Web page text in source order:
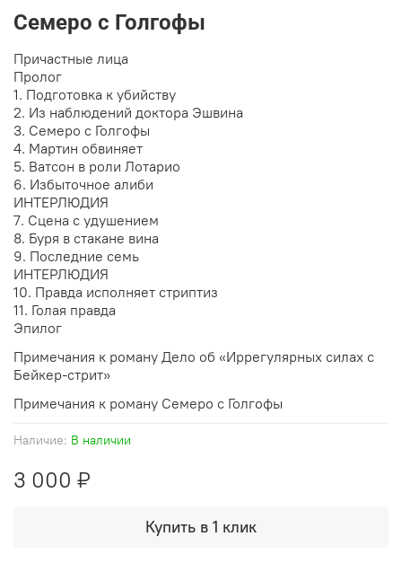
Наличие: В наличии
3 000 ₽
Купить в 1 клик
Семеро с Голгофы
Причастные лица
Пролог
1. Подготовка к убийству
2. Из наблюдений доктора Эшвина
3. Семеро с Голгофы
4. Мартин обвиняет
5. Ватсон в роли Лотарио
6. Избыточное алиби
ИНТЕРЛЮДИЯ
7. Сцена с удушением
8. Буря в стакане вина
9. Последние семь
ИНТЕРЛЮДИЯ
10. Правда исполняет стриптиз
11. Голая правда
Эпилог
Примечания к роману Дело об «Иррегулярных силах с
Бейкер-стрит»
Примечания к роману Семеро с Голгофы